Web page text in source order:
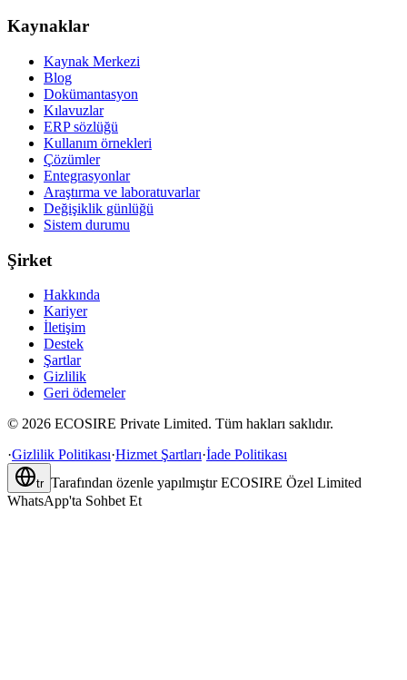
Kaynaklar
Kaynak Merkezi
Blog
Dokümantasyon
Kılavuzlar
ERP sözlüğü
Kullanım örnekleri
Çözümler
Entegrasyonlar
Araştırma ve laboratuvarlar
Değişiklik günlüğü
Sistem durumu
Şirket
Hakkında
Kariyer
İletişim
Destek
Şartlar
Gizlilik
Geri ödemeler
© 2026 ECOSIRE Private Limited. Tüm hakları saklıdır.
·Gizlilik Politikası·Hizmet Şartları·İade Politikası
tr Tarafından özenle yapılmıştır ECOSIRE Özel Limited
WhatsApp'ta Sohbet Et